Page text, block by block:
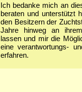
Ich bedanke mich an
beraten und unterstützt
den Besitzern der
Jahre hinweg an
lassen und mir die
eine verantwortungs-
erfahren.